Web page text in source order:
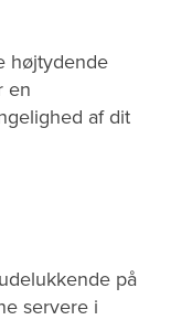
højtydende
en
af dit
på
servere i